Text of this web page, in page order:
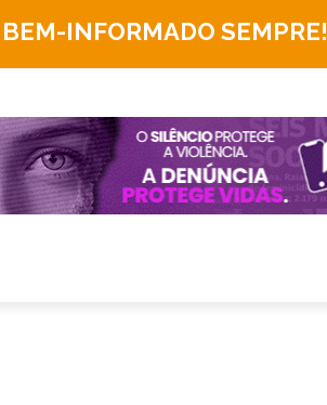
BEM-INFORMADO SEMPRE!